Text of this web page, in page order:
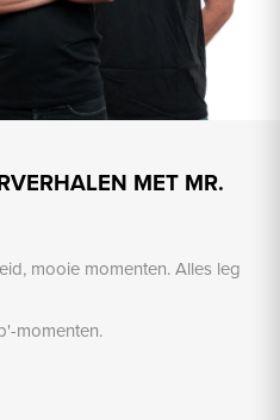
MET MR.
mooie momenten. Alles leg
momenten.